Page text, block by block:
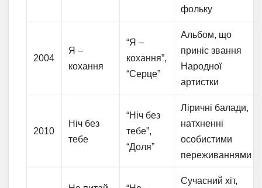
фольку
2004
Я –
кохання
“Я –
кохання”,
“Серце”
Альбом, що
приніс звання
Народної
артистки
2010
Ніч без
тебе
“Ніч без
тебе”,
“Доля”
Ліричні балади,
натхненні
особистими
переживаннями
Сучасний хіт,